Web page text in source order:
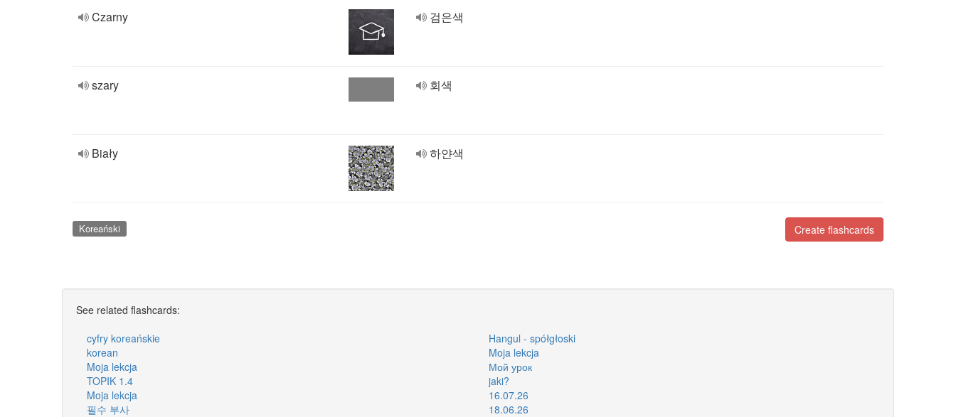
Czarny 검은색
szary 회색
Biały 하얀색
Create flashcards
Koreański
See related flashcards:
cyfry koreańskie
Hangul - spółgłoski
korean
Moja lekcja
Moja lekcja
Мой урок
TOPIK 1.4
jaki?
Moja lekcja
16.07.26
필수 부사
18.06.26